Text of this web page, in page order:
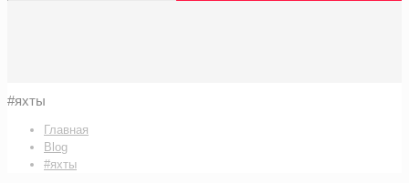
#яхты
Главная
Blog
#яхты